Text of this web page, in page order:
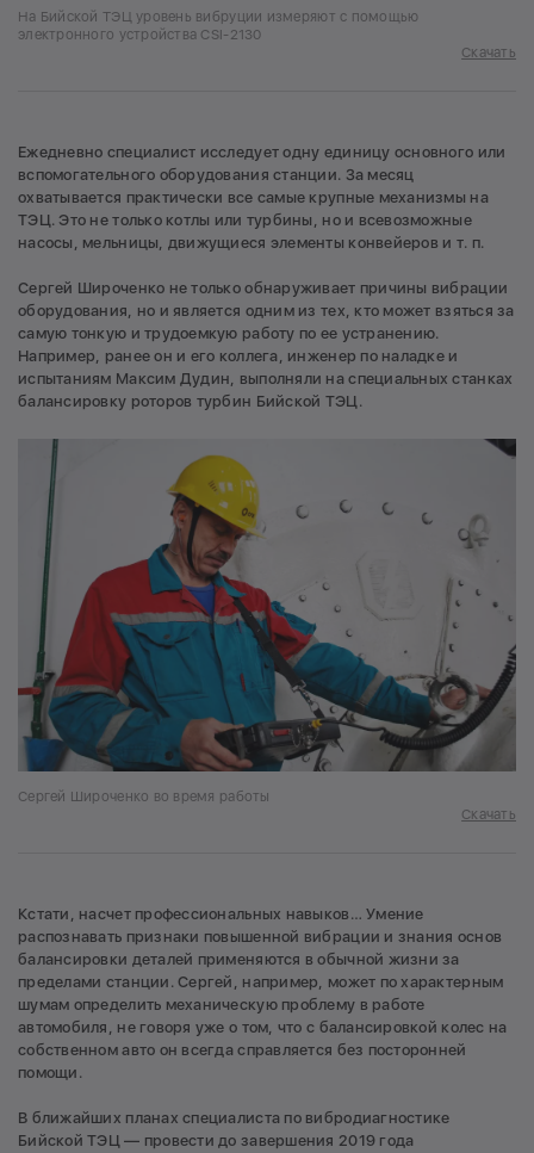
На Бийской ТЭЦ уровень вибруции измеряют с помощью
электронного устройства CSI-2130
Скачать
Ежедневно специалист исследует одну единицу основного или
вспомогательного оборудования станции. За месяц
охватывается практически все самые крупные механизмы на
ТЭЦ. Это не только котлы или турбины, но и всевозможные
насосы, мельницы, движущиеся элементы конвейеров и т. п.
Сергей Широченко не только обнаруживает причины вибрации
оборудования, но и является одним из тех, кто может взяться за
самую тонкую и трудоемкую работу по ее устранению.
Например, ранее он и его коллега, инженер по наладке и
испытаниям Максим Дудин, выполняли на специальных станках
балансировку роторов турбин Бийской ТЭЦ.
Сергей Широченко во время работы
Скачать
Кстати, насчет профессиональных навыков… Умение
распознавать признаки повышенной вибрации и знания основ
балансировки деталей применяются в обычной жизни за
пределами станции. Сергей, например, может по характерным
шумам определить механическую проблему в работе
автомобиля, не говоря уже о том, что с балансировкой колес на
собственном авто он всегда справляется без посторонней
помощи.
В ближайших планах специалиста по вибродиагностике
Бийской ТЭЦ — провести до завершения 2019 года